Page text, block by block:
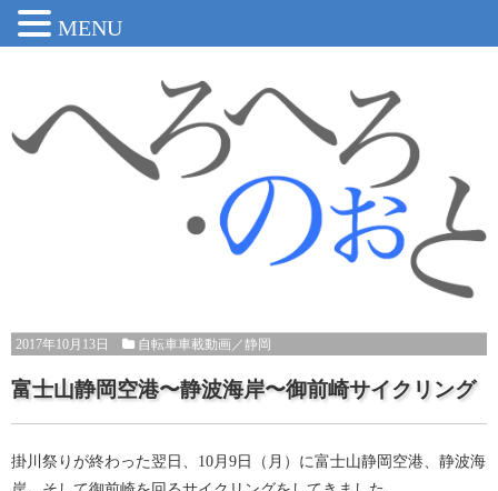
2017年10月13日 自転車車載動画／ 静岡
富士山静岡空港〜静波海岸〜御前崎サイクリング
掛川祭りが終わった翌日、10月9日（月）に富士山静岡空港、静波海
MENU